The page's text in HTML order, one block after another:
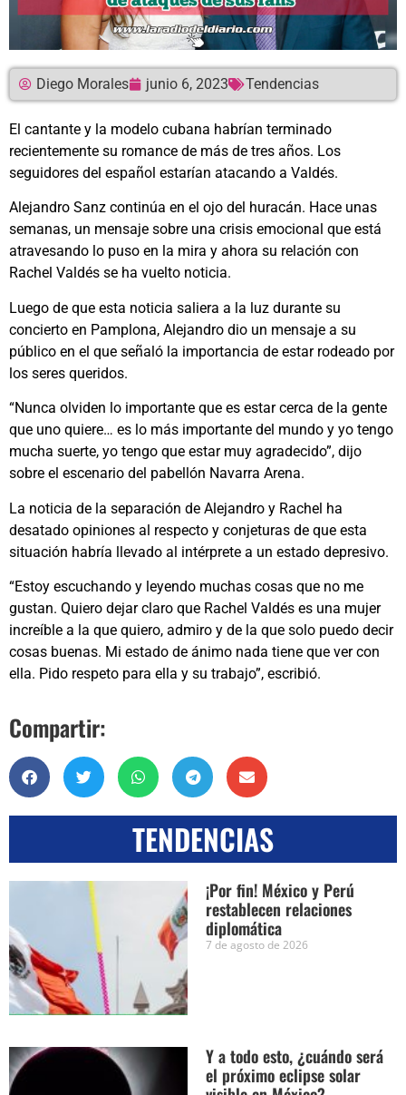
Diego Morales junio 6, 2023 Tendencias
El cantante y la modelo cubana habrían terminado
recientemente su romance de más de tres años. Los
seguidores del español estarían atacando a Valdés.
Alejandro Sanz continúa en el ojo del huracán. Hace unas
semanas, un mensaje sobre una crisis emocional que está
atravesando lo puso en la mira y ahora su relación con
Rachel Valdés se ha vuelto noticia.
Luego de que esta noticia saliera a la luz durante su
concierto en Pamplona, Alejandro dio un mensaje a su
público en el que señaló la importancia de estar rodeado por
los seres queridos.
“Nunca olviden lo importante que es estar cerca de la gente
que uno quiere… es lo más importante del mundo y yo tengo
mucha suerte, yo tengo que estar muy agradecido”, dijo
sobre el escenario del pabellón Navarra Arena.
La noticia de la separación de Alejandro y Rachel ha
desatado opiniones al respecto y conjeturas de que esta
situación habría llevado al intérprete a un estado depresivo.
“Estoy escuchando y leyendo muchas cosas que no me
gustan. Quiero dejar claro que Rachel Valdés es una mujer
increíble a la que quiero, admiro y de la que solo puedo decir
cosas buenas. Mi estado de ánimo nada tiene que ver con
ella. Pido respeto para ella y su trabajo”, escribió.
Compartir:
TENDENCIAS
¡Por fin! México y Perú
restablecen relaciones
diplomática
7 de agosto de 2026
Y a todo esto, ¿cuándo será
el próximo eclipse solar